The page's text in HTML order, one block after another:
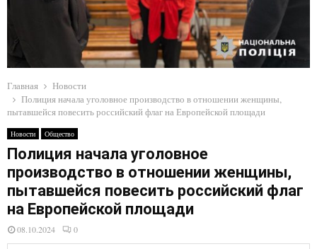
M
E
N
U
Главная
Новости
Полиция начала уголовное производство в отношении женщины,
пытавшейся повесить российский флаг на Европейской площади
Новости Общество
Полиция начала уголовное
производство в отношении женщины,
пытавшейся повесить российский флаг
на Европейской площади
08.10.2024 0